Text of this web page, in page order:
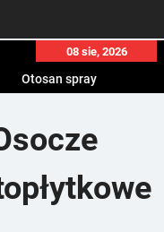
08 sie, 2026
Otosan spray